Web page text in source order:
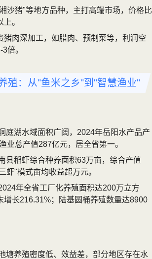
沙猪"等地方品种，主打高端市场，价格比
。
猪肉深加工，如腊肉、预制菜等，利润空
倍。
殖：从"鱼米之乡"到"智慧渔业"
庭湖水域面积广阔，2024年岳阳水产品产
业总产值287亿元，居全省第一。
县稻虾综合种养面积63万亩，综合产值
虾"模式亩均收益超万元。
年全省工厂化养殖面积达200万立方
增长216.31%；陆基圆桶养殖数量达8900
塘养殖密度低、效益差，部分地区存在水